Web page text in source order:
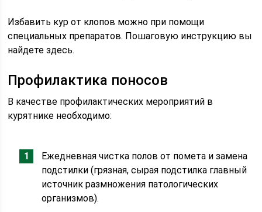
Избавить кур от клопов можно при помощи
специальных препаратов. Пошаговую инструкцию вы
найдете здесь.
Профилактика поносов
В качестве профилактических мероприятий в
курятнике необходимо:
Ежедневная чистка полов от помета и замена
подстилки (грязная, сырая подстилка главный
источник размножения патологических
организмов).